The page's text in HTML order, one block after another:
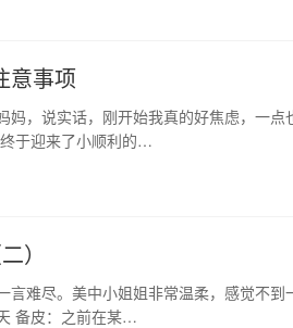
意事项
，说实话，刚开始我真的好焦虑，一
于迎来了小顺利的…
）
难尽。美中小姐姐非常温柔，感觉不
备皮：之前在某…